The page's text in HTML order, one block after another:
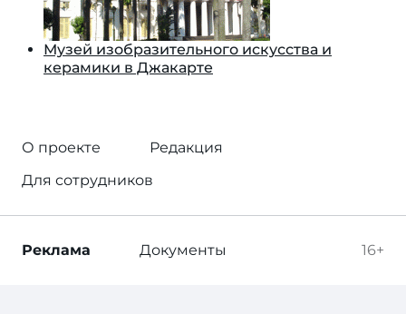
Музей изобразительного искусства и
керамики в Джакарте
О проекте
Редакция
Для сотрудников
16+
Реклама Документы